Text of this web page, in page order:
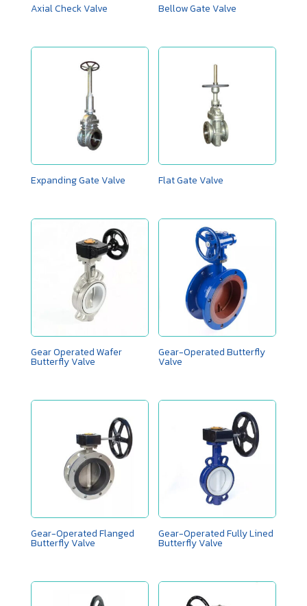
Axial Check Valve Bellow Gate Valve
Expanding Gate Valve Flat Gate Valve
Gear Operated Wafer
Butterfly Valve
Gear-Operated Butterfly
Valve
Gear-Operated Flanged
Butterfly Valve
Gear-Operated Fully Lined
Butterfly Valve